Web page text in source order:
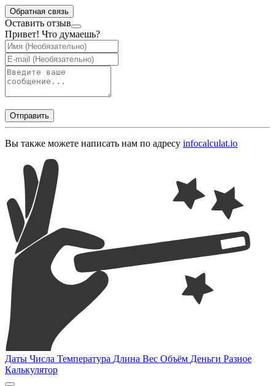
Обратная связь
Оставить отзыв
Привет! Что думаешь?
Отправить
Вы также можете написать нам по адресу infocalculat.io
Даты Числа Температура Длина Вес Объём Деньги Разное
Калькулятор